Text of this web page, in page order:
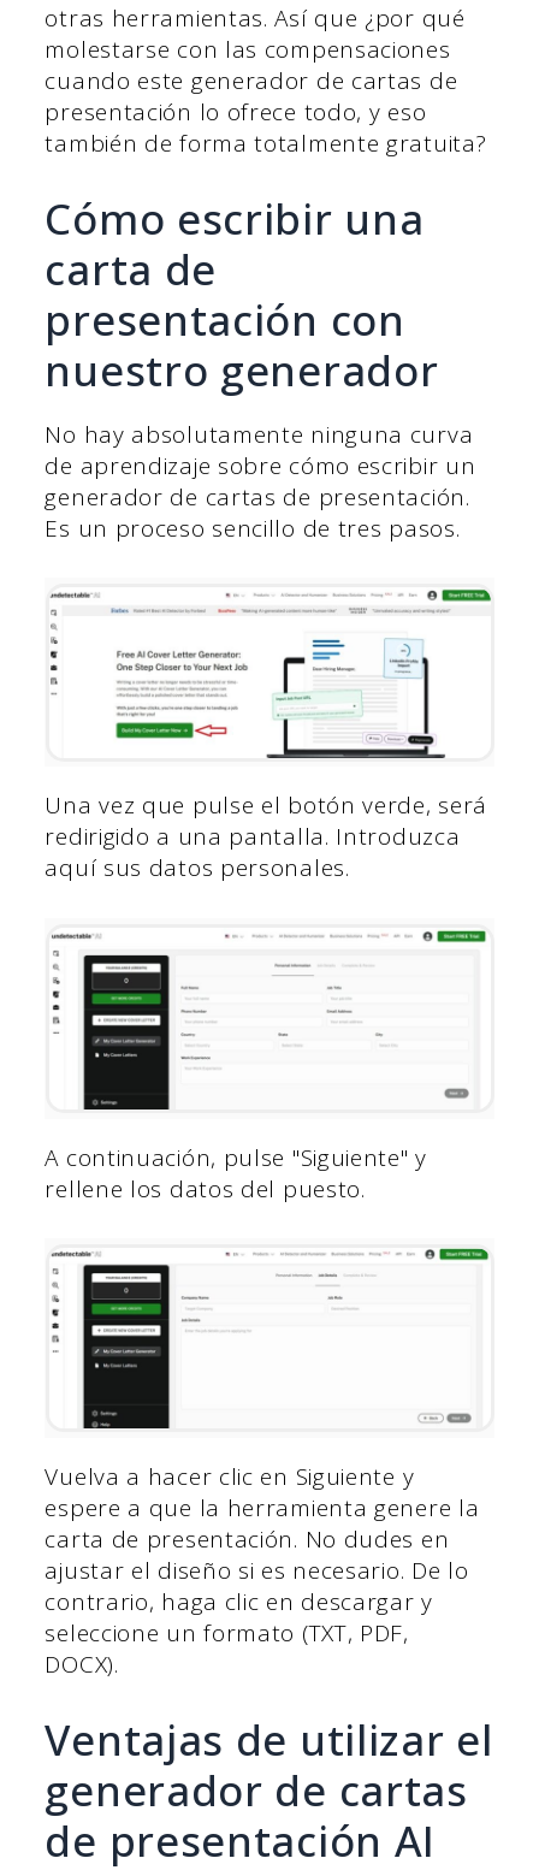
otras herramientas. Así que ¿por qué
molestarse con las compensaciones
cuando este generador de cartas de
presentación lo ofrece todo, y eso
también de forma totalmente gratuita?
Cómo escribir una
carta de
presentación con
nuestro generador
No hay absolutamente ninguna curva
de aprendizaje sobre cómo escribir un
generador de cartas de presentación.
Es un proceso sencillo de tres pasos.
Una vez que pulse el botón verde, será
redirigido a una pantalla. Introduzca
aquí sus datos personales.
A continuación, pulse "Siguiente" y
rellene los datos del puesto.
Vuelva a hacer clic en Siguiente y
espere a que la herramienta genere la
carta de presentación. No dudes en
ajustar el diseño si es necesario. De lo
contrario, haga clic en descargar y
seleccione un formato (TXT, PDF,
DOCX).
Ventajas de utilizar el
generador de cartas
de presentación AI